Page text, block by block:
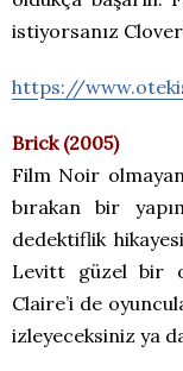
istiyorsanız
https://
Brick (2005)
Film Noir
bırakan bir
dedektiflik
Levitt güzel bir
Claire’i de
izleyeceksiniz ya